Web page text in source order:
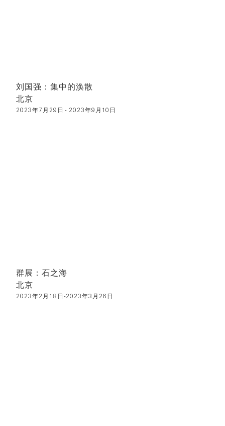
刘国强：集中的涣散
北京
2023年7月29日 - 2023年9月10日
群展：石之海
北京
2023年2月18日-2023年3月26日